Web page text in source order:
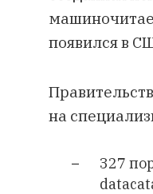
появился в
на
327